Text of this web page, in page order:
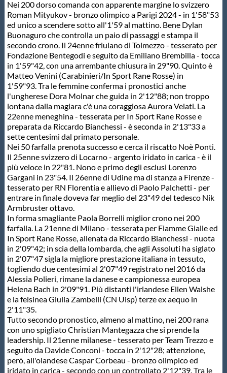
Cookie Policy
Archivio News
Flash News
Galleria fotografica
Videogallery
Intranet
Webmail
Contatti
Mappa del sito
Nei 200 dorso comanda con apparente margine lo svizzero
Roman Mityukov - bronzo olimpico a Parigi 2024 - in 1'58"53
ed unico a scendere sotto all'1'59 al mattino. Bene Dylan
Buonaguro che controlla un paio di passaggi e stampa il
secondo crono. Il 24enne friulano di Tolmezzo - tesserato per
Fondazione Bentegodi e seguito da Emiliano Brembilla - tocca
in 1'59"42, con una arrembante chiusura in 29"90. Quinto è
Matteo Venini (Carabinieri/In Sport Rane Rosse) in
1'59"93. Tra le femmine conferma i pronostici anche
l'ungherese Dora Molnar che guida in 2'12"88; non troppo
lontana dalla magiara c'è una coraggiosa Aurora Velati. La
22enne meneghina - tesserata per In Sport Rane Rosse e
preparata da Riccardo Bianchessi - è seconda in 2'13"33 a
sette centesimi dal primato personale.
Nei 50 farfalla prenota successo e cerca il riscatto Noè Ponti.
Il 25enne svizzero di Locarno - argento iridato in carica - è il
più veloce in 22"81. Nono e primo degli esclusi Lorenzo
Gargani in 23"54. Il 26enne di Udine ma di stanza a Firenze -
tesserato per RN Florentia e allievo di Paolo Palchetti - per
entrare in finale doveva far meglio del 23"49 del tedesco Nik
Armbruster ottavo.
In forma smagliante Paola Borrelli miglior crono nei 200
farfalla. La 21enne di Milano - tesserata per Fiamme Gialle ed
In Sport Rane Rosse, allenata da Riccardo Bianchessi - nuota
in 2'09"42; in scia della lombarda, che agli Assoluti ha siglato
in 2'07"47 sigla la migliore prestazione italiana in tessuto,
togliendo due centesimi al 2'07"49 registrato nel 2016 da
Alessia Polieri, rimane la danese e campionessa europea
Helena Bach in 2'09"91. Più distanti l'irlandese Ellen Walshe
e la felsinea Giulia Zambelli (CN Uisp) terze ex aequo in
2'11"35.
Tutto secondo pronostico, almeno al mattino, nei 200 rana
con uno spigliato Christian Mantegazza che si prende la
leadership. Il 21enne milanese - tesserato per Team Trezzo e
seguito da Davide Conconi - tocca in 2'12"28; attenzione,
però, all'olandese Caspar Corbeau - bronzo olimpico ed
iridato in carica - secondo con un controllato 2'12"39. Tra le